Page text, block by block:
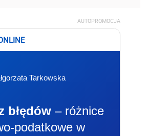
AUTOPROMOCJA
Tarkowska
błędów – różnice
podatkowe w